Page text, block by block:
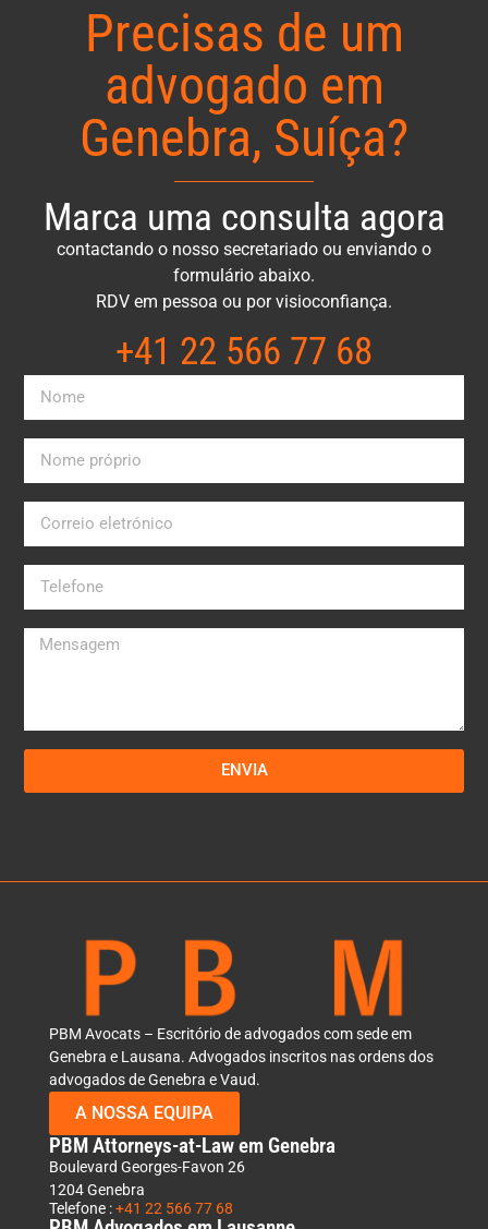
Precisas de um
advogado em
Genebra, Suíça?
Marca uma consulta agora
contactando o nosso secretariado ou enviando o
formulário abaixo.
RDV em pessoa ou por visioconfiança.
+41 22 566 77 68​
ENVIA
PBM Avocats – Escritório de advogados com sede em
Genebra e Lausana. Advogados inscritos nas ordens dos
advogados de Genebra e Vaud.
A NOSSA EQUIPA
PBM Attorneys-at-Law em Genebra
Boulevard Georges-Favon 26
1204 Genebra
Telefone :+41 22 566 77 68